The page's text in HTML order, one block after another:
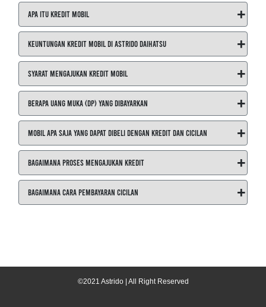
Apa itu Kredit Mobil +
Keuntungan Kredit Mobil di ASTRIDO Daihatsu +
Syarat Mengajukan Kredit Mobil +
Berapa Uang Muka (DP) yang Dibayarkan +
Mobil Apa Saja yang Dapat Dibeli dengan Kredit dan Cicilan +
Bagaimana Proses Mengajukan Kredit +
Bagaimana Cara Pembayaran Cicilan +
©2021 Astrido | All Right Reserved